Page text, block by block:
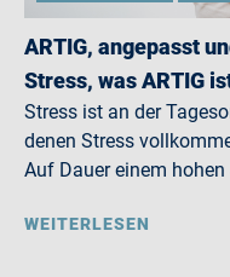
ARTIG, angepasst
Stress, was ARTIG
Stress ist an der
denen Stress
Auf Dauer einem
WEITERLESEN